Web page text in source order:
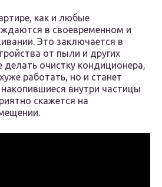
как и любые
в своевременном и
Это заключается в
от пыли и других
делать очистку кондиционера,
работать, но и станет
внутри частицы
скажется на